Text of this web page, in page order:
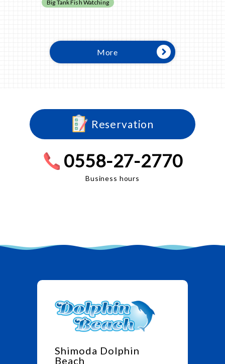
Big Tank Fish Watching
More
Reservation
0558-27-2770
Business hours
Shimoda Dolphin
Beach